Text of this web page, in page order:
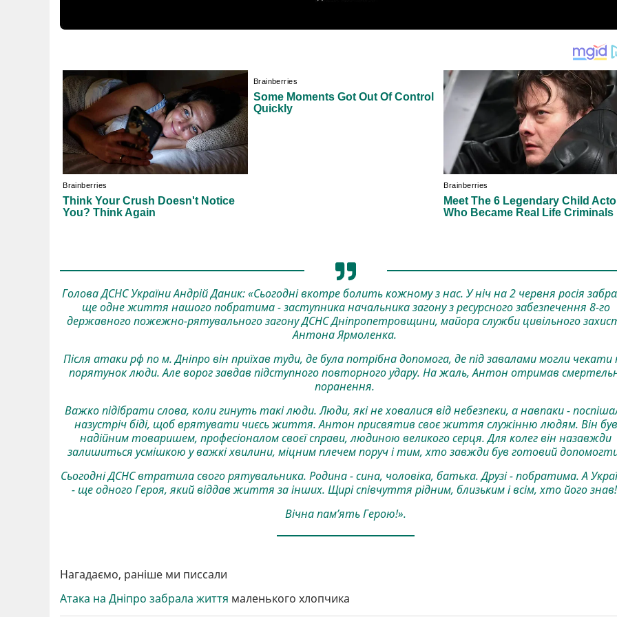
Голова ДСНС України Андрій Даник: «Сьогодні вкотре болить кожному з нас. У ніч на 2 червня росія
ще одне життя нашого побратима - заступника начальника загону з ресурсного забезпечення 8-го
державного пожежно-рятувального загону ДСНС Дніпропетровщини, майора служби цивільного
Антона Ярмоленка.
Після атаки рф по м. Дніпро він приїхав туди, де була потрібна допомога, де під завалами могли чекати
порятунок люди. Але ворог завдав підступного повторного удару. На жаль, Антон отримав
поранення.
Важко підібрати слова, коли гинуть такі люди. Люди, які не ховалися від небезпеки, а навпаки -
назустріч біді, щоб врятувати чиєсь життя. Антон присвятив своє життя служінню людям. Він був
надійним товаришем, професіоналом своєї справи, людиною великого серця. Для колег він назавжди
залишиться усмішкою у важкі хвилини, міцним плечем поруч і тим, хто завжди був готовий
Сьогодні ДСНС втратила свого рятувальника. Родина - сина, чоловіка, батька. Друзі - побратима. А
- ще одного Героя, який віддав життя за інших. Щирі співчуття рідним, близьким і всім, хто його
Вічна пам’ять Герою!».
Нагадаємо, раніше ми писсали
Атака на Дніпро забрала життя маленького хлопчика